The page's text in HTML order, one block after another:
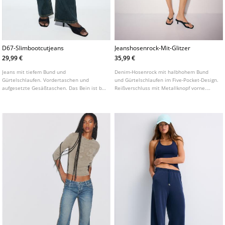
D67-Slimbootcutjeans
29,99 €
Jeans mit tiefem Bund und
Gürtelschlaufen. Vordertaschen und
aufgesetzte Gesäßtaschen. Das Bein ist bis
verschiedenen Farben erhältlich.
Jeanshosenrock-Mit-Glitzer
35,99 €
Denim-Hosenrock mit halbhohem Bund
und Gürtelschlaufen im Five-Pocket-Design.
Reißverschluss mit Metallknopf vorne.